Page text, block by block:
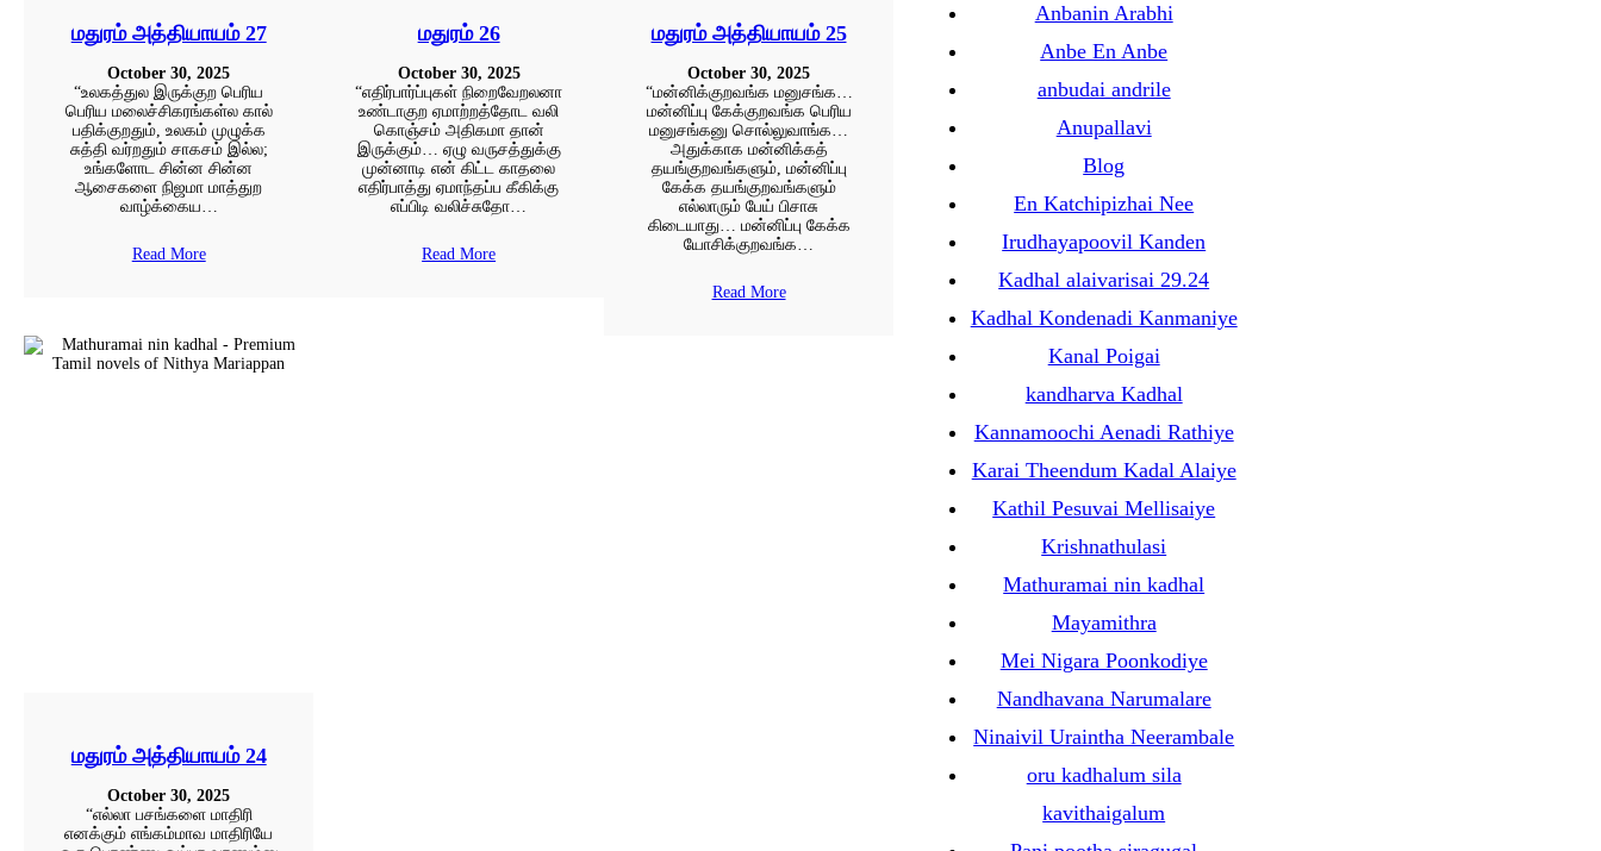
மதுரம் அத்தியாயம் 27
October 30, 2025
“உலகத்துல இருக்குற பெரிய
பெரிய மலைச்சிகரங்கள்ல கால்
பதிக்குறதும், உலகம் முழுக்க
சுத்தி வர்றதும் சாகசம் இல்ல;
உங்களோட சின்ன சின்ன
ஆசைகளை நிஜமா மாத்துற
வாழ்க்கைய…
Read More
மதுரம் 26
October 30, 2025
“எதிர்பார்ப்புகள் நிறைவேறலனா
உண்டாகுற ஏமாற்றத்தோட வலி
கொஞ்சம் அதிகமா தான்
இருக்கும்… ஏழு வருசத்துக்கு
முன்னாடி என் கிட்ட காதலை
எதிர்பாத்து ஏமாந்தப்ப கீகிக்கு
எப்பிடி வலிச்சுதோ…
Read More
மதுரம் அத்தியாயம் 25
October 30, 2025
“மன்னிக்குறவங்க மனுசங்க…
மன்னிப்பு கேக்குறவங்க பெரிய
மனுசங்கனு சொல்லுவாங்க…
அதுக்காக மன்னிக்கத்
தயங்குறவங்களும், மன்னிப்பு
கேக்க தயங்குறவங்களும்
எல்லாரும் பேய் பிசாசு
கிடையாது… மன்னிப்பு கேக்க
யோசிக்குறவங்க…
Read More
மதுரம் அத்தியாயம் 24
October 30, 2025
“எல்லா பசங்களை மாதிரி
எனக்கும் எங்கம்மாவ மாதிரியே
Anbanin Arabhi
Anbe En Anbe
anbudai andrile
Anupallavi
Blog
En Katchipizhai Nee
Irudhayapoovil Kanden
Kadhal alaivarisai 29.24
Kadhal Kondenadi Kanmaniye
Kanal Poigai
kandharva Kadhal
Kannamoochi Aenadi Rathiye
Karai Theendum Kadal Alaiye
Kathil Pesuvai Mellisaiye
Krishnathulasi
Mathuramai nin kadhal
Mayamithra
Mei Nigara Poonkodiye
Nandhavana Narumalare
Ninaivil Uraintha Neerambale
oru kadhalum sila
kavithaigalum